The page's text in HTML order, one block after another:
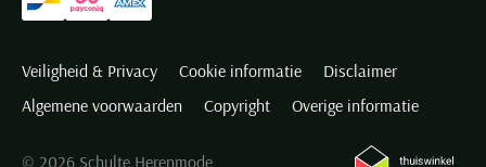
Veiligheid & Privacy Cookie informatie
Disclaimer
Algemene voorwaarden
Copyright Overige informatie
© 2026 Schulte Herenmode